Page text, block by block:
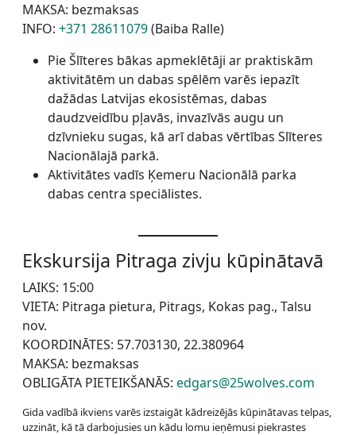
MAKSA: bezmaksas
INFO: +371 28611079(Baiba Ralle)
Pie Šlīteres bākas apmeklētāji ar praktiskām
aktivitātēm un dabas spēlēm varēs iepazīt
dažādas Latvijas ekosistēmas, dabas
daudzveidību pļavās, invazīvās augu un
dzīvnieku sugas, kā arī dabas vērtības Slīteres
Nacionālajā parkā.
Aktivitātes vadīs Ķemeru Nacionālā parka
dabas centra speciālistes.
Ekskursija Pitraga zivju kūpinātavā
LAIKS: 15:00
VIETA: Pitraga pietura, Pitrags, Kokas pag., Talsu
nov.
KOORDINĀTES: 57.703130, 22.380964
MAKSA: bezmaksas
OBLIGĀTA PIETEIKŠANĀS: edgars@25wolves.com
Gida vadībā ikviens varēs izstaigāt kādreizējās kūpinātavas telpas,
uzzināt, kā tā darbojusies un kādu lomu ieņēmusi piekrastes